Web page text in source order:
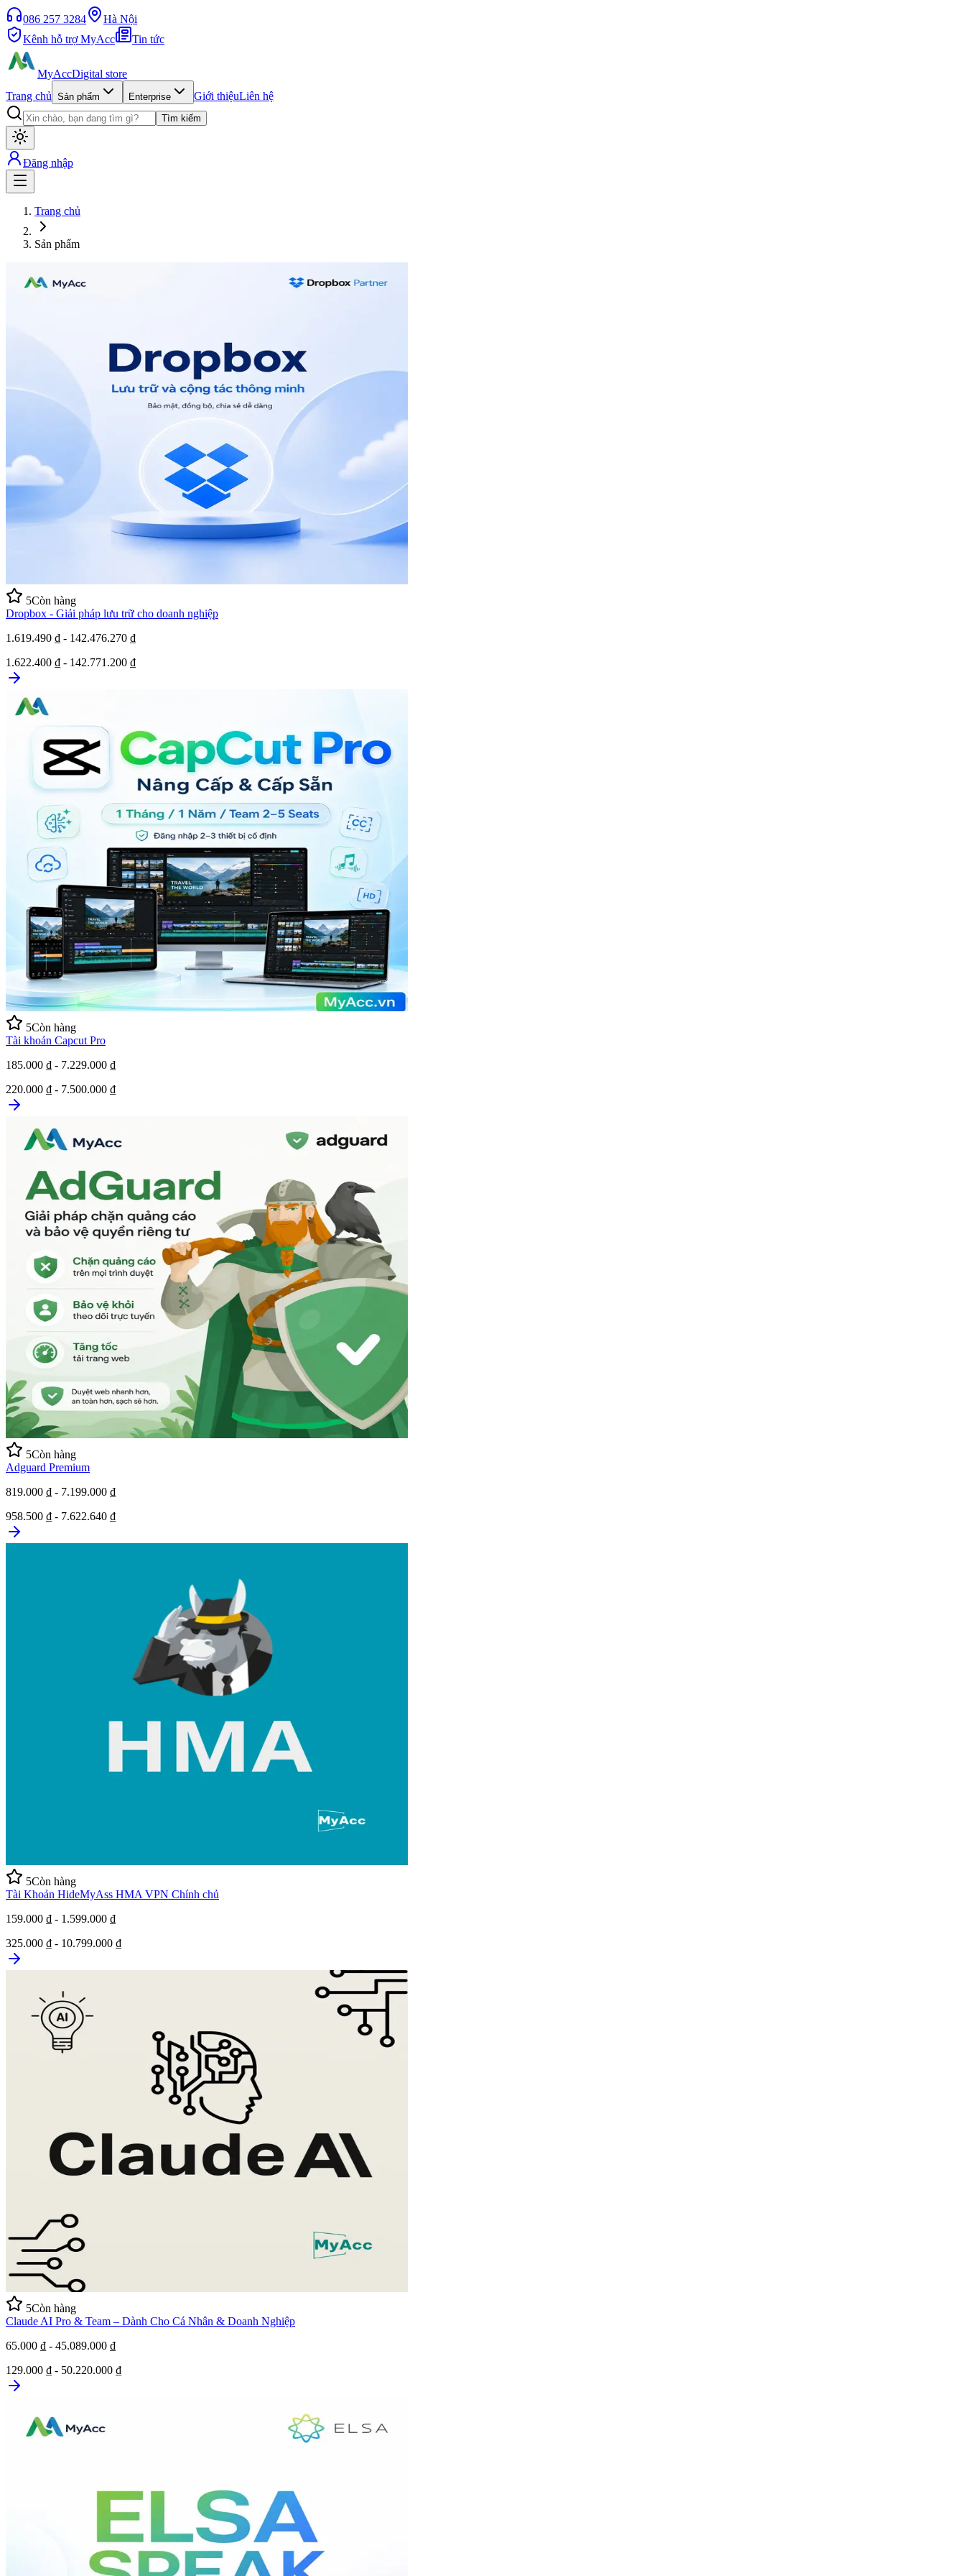
086 257 3284
Hà Nội
Kênh hỗ trợ MyAcc
Tin tức
MyAccDigital store
Trang chủ Sản phẩm Enterprise Giới thiệuLiên hệ
Tìm kiếm
Đăng nhập
Trang chủ
Sản phẩm
5Còn hàng
Dropbox - Giải pháp lưu trữ cho doanh nghiệp
1.619.490 ₫ - 142.476.270 ₫
1.622.400 ₫ - 142.771.200 ₫
5Còn hàng
Tài khoản Capcut Pro
185.000 ₫ - 7.229.000 ₫
220.000 ₫ - 7.500.000 ₫
5Còn hàng
Adguard Premium
819.000 ₫ - 7.199.000 ₫
958.500 ₫ - 7.622.640 ₫
5Còn hàng
Tài Khoản HideMyAss HMA VPN Chính chủ
159.000 ₫ - 1.599.000 ₫
325.000 ₫ - 10.799.000 ₫
5Còn hàng
Claude AI Pro & Team – Dành Cho Cá Nhân & Doanh Nghiệp
65.000 ₫ - 45.089.000 ₫
129.000 ₫ - 50.220.000 ₫